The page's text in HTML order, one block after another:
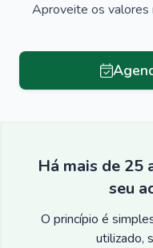
Aproveite os valores
Há mais de 25
seu
O princípio é
utilizado,